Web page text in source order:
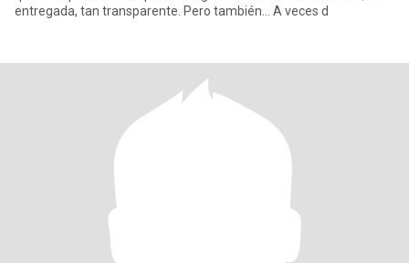
entregada, tan transparente. Pero también… A veces d